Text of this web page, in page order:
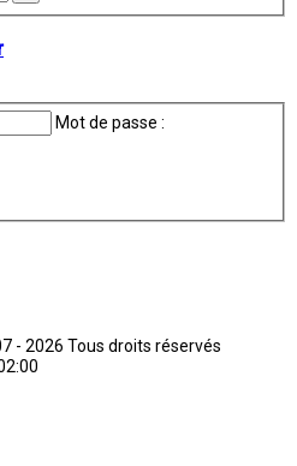
Mot de passe :
- 2026 Tous droits réservés